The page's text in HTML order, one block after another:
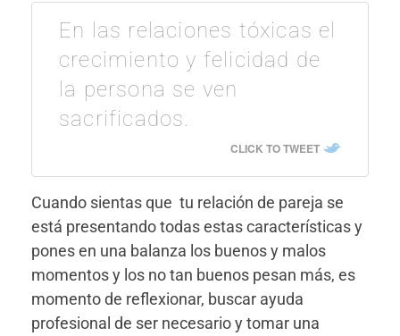
En las relaciones tóxicas el
crecimiento y felicidad de
la persona se ven
sacrificados.
CLICK TO TWEET
Cuando sientas que tu relación de pareja se
está presentando todas estas características y
pones en una balanza los buenos y malos
momentos y los no tan buenos pesan más, es
momento de reflexionar, buscar ayuda
profesional de ser necesario y tomar una